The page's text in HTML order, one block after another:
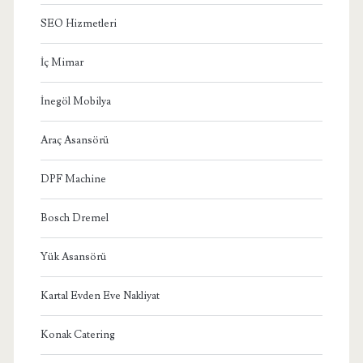
SEO Hizmetleri
İç Mimar
İnegöl Mobilya
Araç Asansörü
DPF Machine
Bosch Dremel
Yük Asansörü
Kartal Evden Eve Nakliyat
Konak Catering